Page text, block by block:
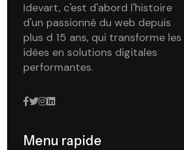
Idevart, c'est d'abord l'histoire
d'un passionné du web depuis
plus d 15 ans, qui transforme les
idées en solutions digitales
performantes.
Menu rapide